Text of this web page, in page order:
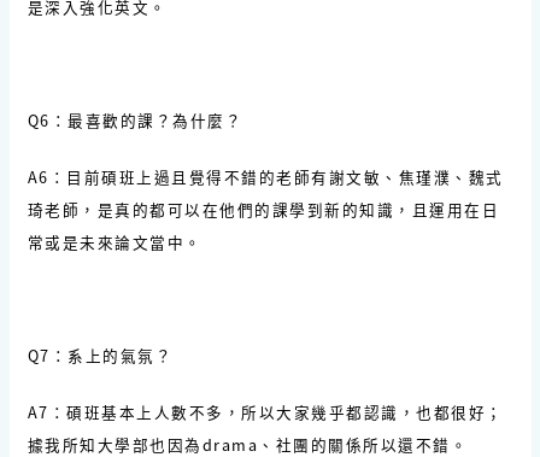
是深入強化英文。
Q6：最喜歡的課？為什麼？
A6：目前碩班上過且覺得不錯的老師有謝文敏、焦瑾濮、魏式
琦老師，是真的都可以在他們的課學到新的知識，且運用在日
常或是未來論文當中。
Q7：系上的氣氛？
A7：碩班基本上人數不多，所以大家幾乎都認識，也都很好；
據我所知大學部也因為drama、社團的關係所以還不錯。